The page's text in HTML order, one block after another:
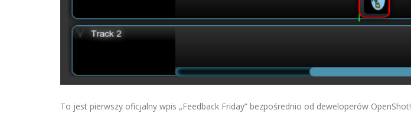
To jest pierwszy oficjalny wpis „Feedback Friday” bezpośrednio od deweloperów OpenShot!